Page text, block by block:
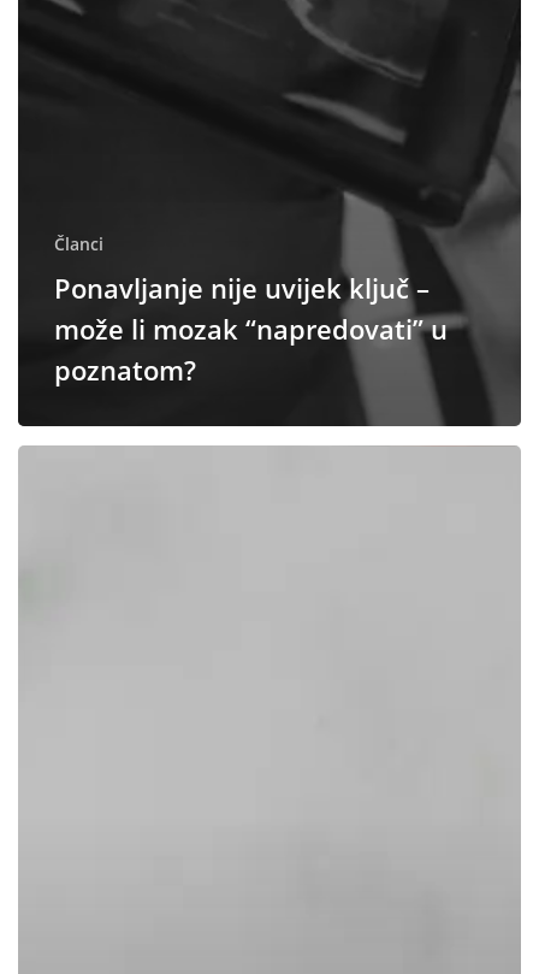
Članci
Ponavljanje nije uvijek ključ –
može li mozak “napredovati” u
poznatom?